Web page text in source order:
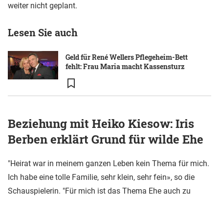
weiter nicht geplant.
Lesen Sie auch
Geld für René Wellers Pflegeheim-Bett
fehlt: Frau Maria macht Kassensturz
Beziehung mit Heiko Kiesow: Iris
Berben erklärt Grund für wilde Ehe
"Heirat war in meinem ganzen Leben kein Thema für mich.
Ich habe eine tolle Familie, sehr klein, sehr fein», so die
Schauspielerin. "Für mich ist das Thema Ehe auch zu